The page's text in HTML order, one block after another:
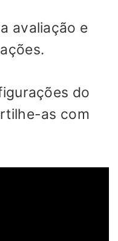
avaliação e
do
as com